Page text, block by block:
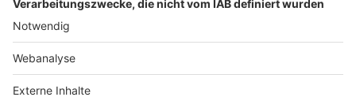
Nutzungsbedingungen Datenschutz Impressum